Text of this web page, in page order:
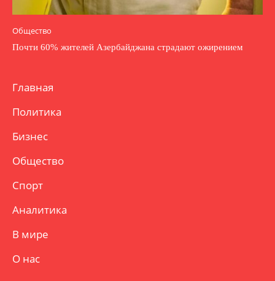
Общество
Почти 60% жителей Азербайджана страдают ожирением
Главная
Политика
Бизнес
Общество
Спорт
Аналитика
В мире
О нас